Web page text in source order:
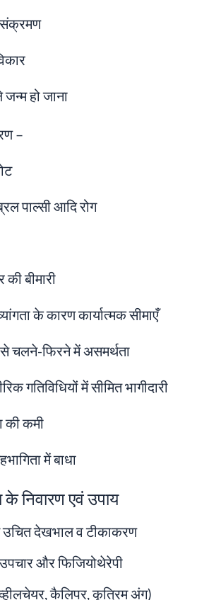
संक्रमण
हो जाना
–
पाल्सी आदि रोग
बीमारी
के कारण कार्यात्मक सीमाएँ
चलने-फिरने में असमर्थता
गतिविधियों में सीमित भागीदारी
की कमी
में बाधा
के निवारण एवं उपाय
उचित देखभाल व टीकाकरण
और फिजियोथेरेपी
कैलिपर, कृत्रिम अंग)